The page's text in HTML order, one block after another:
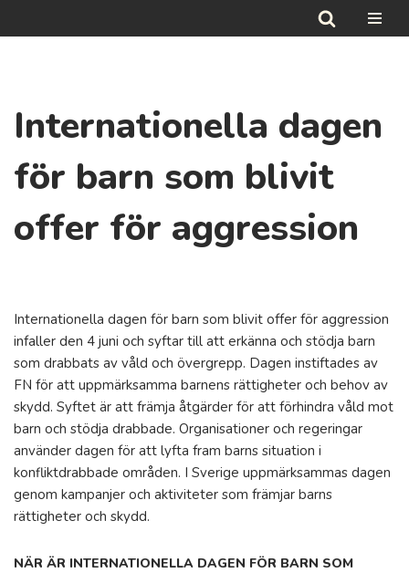
Internationella dagen
för barn som blivit
offer för aggression
Internationella dagen för barn som blivit offer för aggression
infaller den 4 juni och syftar till att erkänna och stödja barn
som drabbats av våld och övergrepp. Dagen instiftades av
FN för att uppmärksamma barnens rättigheter och behov av
skydd. Syftet är att främja åtgärder för att förhindra våld mot
barn och stödja drabbade. Organisationer och regeringar
använder dagen för att lyfta fram barns situation i
konfliktdrabbade områden. I Sverige uppmärksammas dagen
genom kampanjer och aktiviteter som främjar barns
rättigheter och skydd.
NÄR ÄR INTERNATIONELLA DAGEN FÖR BARN SOM